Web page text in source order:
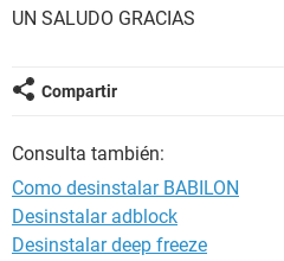
UN SALUDO GRACIAS
Compartir
Consulta también:
Como desinstalar BABILON
Desinstalar adblock
Desinstalar deep freeze